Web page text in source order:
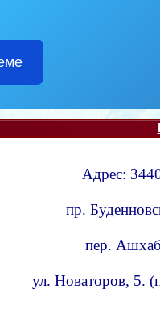
Адрес:
пр.
пер.
ул. Новаторов, 5.